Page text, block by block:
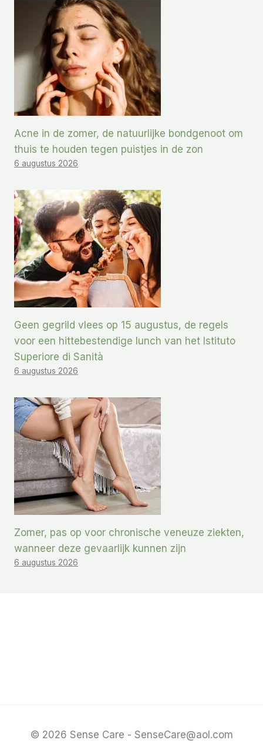
Acne in de zomer, de natuurlijke bondgenoot om
thuis te houden tegen puistjes in de zon
6 augustus 2026
Geen gegrild vlees op 15 augustus, de regels
voor een hittebestendige lunch van het Istituto
Superiore di Sanità
6 augustus 2026
Zomer, pas op voor chronische veneuze ziekten,
wanneer deze gevaarlijk kunnen zijn
6 augustus 2026
© 2026 Sense Care - SenseCare@aol.com